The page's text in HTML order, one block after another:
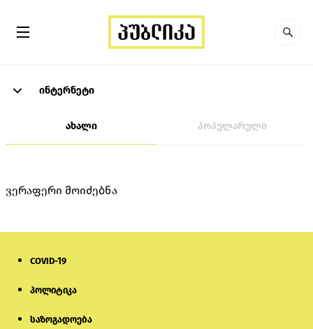
ინტერნეტი
ახალი პოპულარული
ვერაფერი მოიძებნა
COVID-19
პოლიტიკა
საზოგადოება